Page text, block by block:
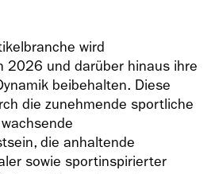
wird
2026 und darüber hinaus ihre
beibehalten. Diese
die zunehmende sportliche
die anhaltende
sowie sportinspirierter